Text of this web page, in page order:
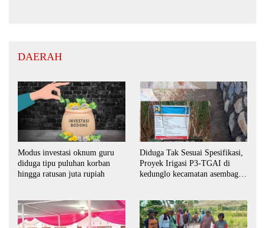
DAERAH
Modus investasi oknum guru
diduga tipu puluhan korban
hingga ratusan juta rupiah
Diduga Tak Sesuai Spesifikasi,
Proyek Irigasi P3-TGAI di
kedunglo kecamatan asembagus